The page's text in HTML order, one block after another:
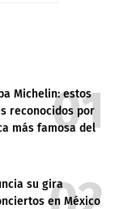
Michelin: estos
reconocidos por
más famosa del
su gira
en México